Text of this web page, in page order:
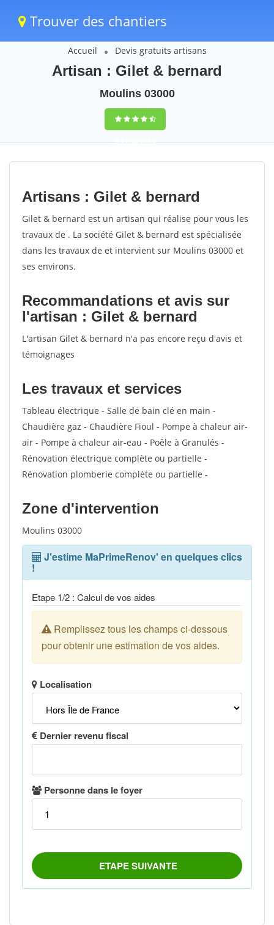
Trouver des chantiers
Accueil Devis gratuits artisans
Artisan : Gilet & bernard
Moulins 03000
9,5(100%)55
votes
Artisans : Gilet & bernard
Gilet & bernard est un artisan qui réalise pour vous les
travaux de . La société Gilet & bernard est spécialisée
dans les travaux de et intervient sur Moulins 03000 et
ses environs.
Recommandations et avis sur
l'artisan : Gilet & bernard
L'artisan Gilet & bernard n'a pas encore reçu d'avis et
témoignages
Les travaux et services
Tableau électrique - Salle de bain clé en main -
Chaudière gaz - Chaudière Fioul - Pompe à chaleur air-
air - Pompe à chaleur air-eau - Poêle à Granulés -
Rénovation électrique complète ou partielle -
Rénovation plomberie complète ou partielle -
Zone d'intervention
Moulins 03000